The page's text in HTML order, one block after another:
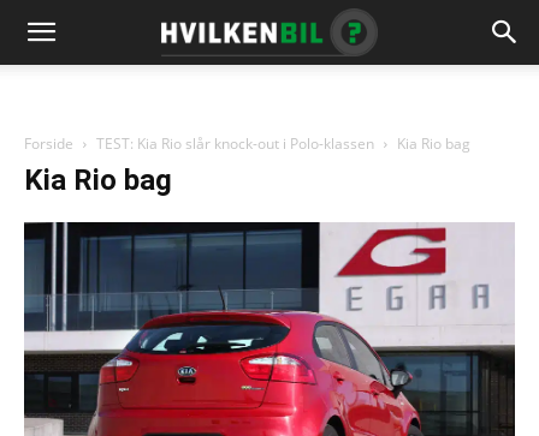
Forside TEST: Kia Rio slår knock-out i Polo-klassen Kia Rio bag
Kia Rio bag